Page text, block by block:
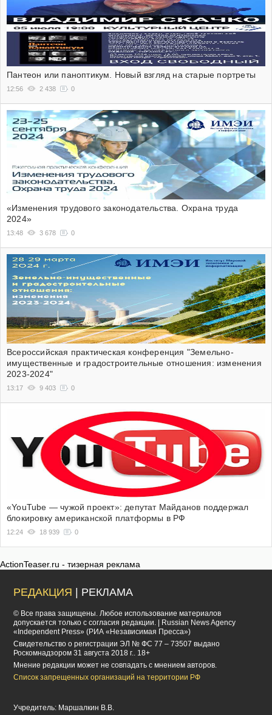
Пантеон или паноптикум. Новый взгляд на старые портреты
12:56 2 438 0
«Изменения трудового законодательства. Охрана труда
2024»
13:48 3 678 0
Всероссийская практическая конференция "Земельно-
имущественные и градостроительные отношения: изменения
2023-2024"
13:17 9 403 0
«YouTube — чужой проект»: депутат Майданов поддержал
блокировку американской платформы в РФ
12:24 18 939 0
ActionTeaser.ru - тизерная реклама
РЕДАКЦИЯ | РЕКЛАМА
© Все права защищены. Любое использование материалов
допускается только с согласия редакции. | Russian News Agency
«Independent Press» (РИА «Независимая Пресса»)
Cвидетельство о регистрации ЭЛ № ФС 77 – 73507 выдано
Роскомнадзором 31 августа 2018 г.. 18+
Мнение редакции может не совпадать с мнением авторов.
Список запрещенных организаций на территории РФ
Учредитель: Маршалкин В.В.